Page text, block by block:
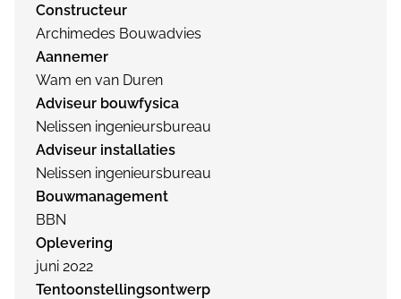
Constructeur
Archimedes Bouwadvies
Aannemer
Wam en van Duren
Adviseur bouwfysica
Nelissen ingenieursbureau
Adviseur installaties
Nelissen ingenieursbureau
Bouwmanagement
BBN
Oplevering
juni 2022
Tentoonstellingsontwerp